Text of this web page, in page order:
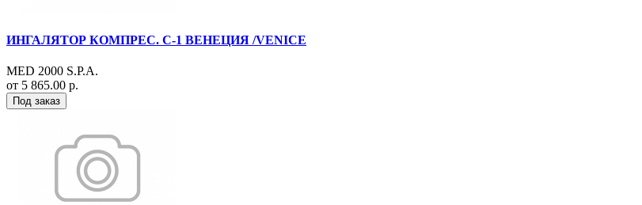
ИНГАЛЯТОР КОМПРЕС. С-1 ВЕНЕЦИЯ /VENICE
MED 2000 S.P.A.
от 5 865.00 р.
Под заказ